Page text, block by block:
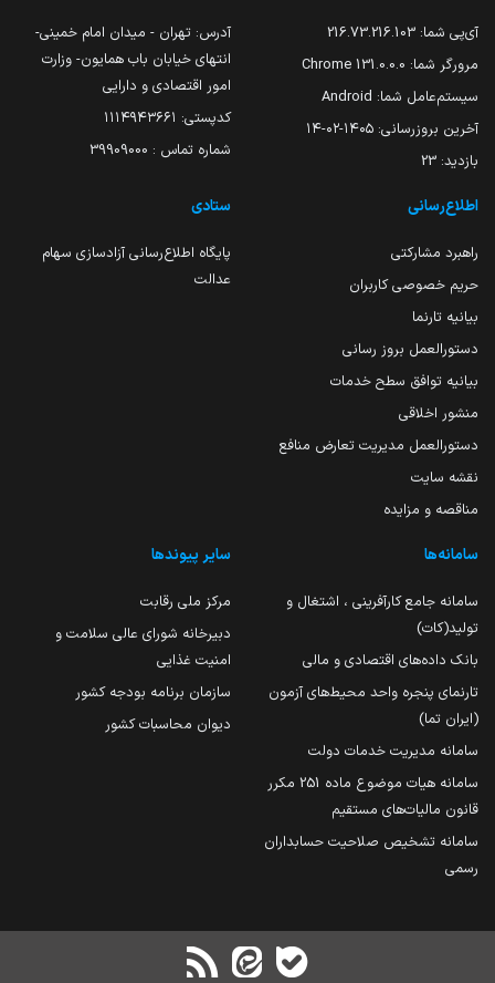
آی‌پی شما: 216.73.216.103
مرورگر شما: 131.0.0.0 Chrome
سیستم‌عامل شما: Android
آخرین بروزرسانی: ۱۴۰۵-۰۲-۱۴
بازدید: 23
آدرس: تهران - میدان امام خمینی-
انتهای خیابان باب همایون- وزارت
امور اقتصادی و دارایی
کدپستی: ۱۱۱۴۹۴۳۶۶۱
شماره تماس : 39909000
اطلاع‌رسانی
راهبرد مشارکتی
حریم خصوصی کاربران
بیانیه تارنما
دستورالعمل بروز رسانی
بیانیه توافق سطح خدمات
منشور اخلاقی
دستورالعمل مدیریت تعارض منافع
نقشه سایت
مناقصه و مزایده
ستادی
پایگاه اطلاع‌رسانی آزادسازی سهام
عدالت
سامانه‌ها
سامانه جامع کارآفرینی ، اشتغال و
تولید(کات)
بانک داده‌های اقتصادی و مالی
تارنمای پنجره واحد محیط‌های آزمون
(ایران تما)
سامانه مدیریت خدمات دولت
سامانه هیات موضوع ماده 251 مکرر
قانون مالیات‌های مستقیم
سامانه تشخیص صلاحیت حسابداران
رسمی
سایر پیوندها
مرکز ملی رقابت
دبیرخانه شورای عالی سلامت و
امنیت غذایی
سازمان برنامه بودجه کشور
دیوان محاسبات کشور